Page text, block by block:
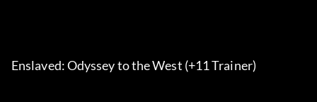
Enslaved: Odyssey to the West (+11 Trainer)